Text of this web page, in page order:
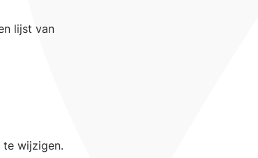
lijst van
te wijzigen.